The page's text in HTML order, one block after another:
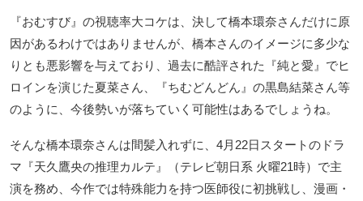
『おむすび』の視聴率大コケは、決して橋本環奈さんだけに原
因があるわけではありませんが、橋本さんのイメージに多少な
りとも悪影響を与えており、過去に酷評された『純と愛』でヒ
ロインを演じた夏菜さん、『ちむどんどん』の黒島結菜さん等
のように、今後勢いが落ちていく可能性はあるでしょうね。
そんな橋本環奈さんは間髪入れずに、4月22日スタートのドラ
マ『天久鷹央の推理カルテ』（テレビ朝日系 火曜21時）で主
演を務め、今作では特殊能力を持つ医師役に初挑戦し、漫画・